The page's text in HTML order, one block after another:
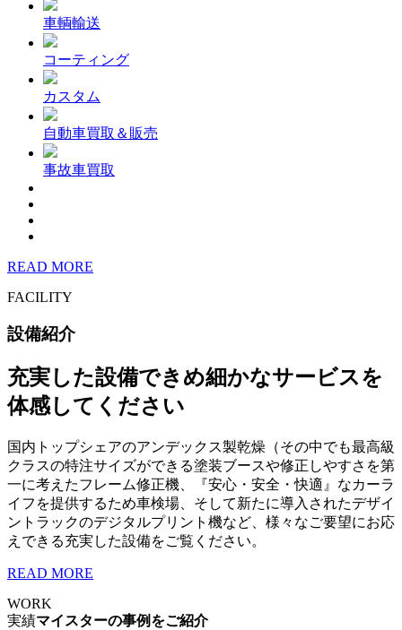
車輌輸送
コーティング
カスタム
自動車買取＆販売
事故車買取
READ MORE
FACILITY
設備紹介
充実した設備できめ細かなサービスを
体感してください
国内トップシェアのアンデックス製乾燥（その中でも最高級
クラスの特注サイズができる塗装ブースや修正しやすさを第
一に考えたフレーム修正機、『安心・安全・快適』なカーラ
イフを提供するため車検場、そして新たに導入されたデザイ
ントラックのデジタルプリント機など、様々なご要望にお応
えできる充実した設備をご覧ください。
READ MORE
WORK
実績マイスターの事例をご紹介